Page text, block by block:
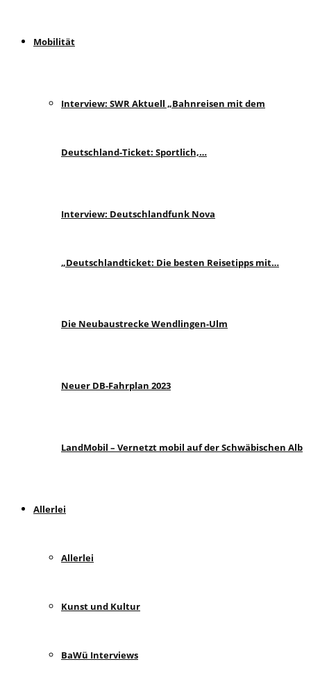
Mobilität
Interview: SWR Aktuell „Bahnreisen mit dem
Deutschland-Ticket: Sportlich,…
Interview: Deutschlandfunk Nova
„Deutschlandticket: Die besten Reisetipps mit…
Die Neubaustrecke Wendlingen-Ulm
Neuer DB-Fahrplan 2023
LandMobil – Vernetzt mobil auf der Schwäbischen Alb
Allerlei
Allerlei
Kunst und Kultur
BaWü Interviews